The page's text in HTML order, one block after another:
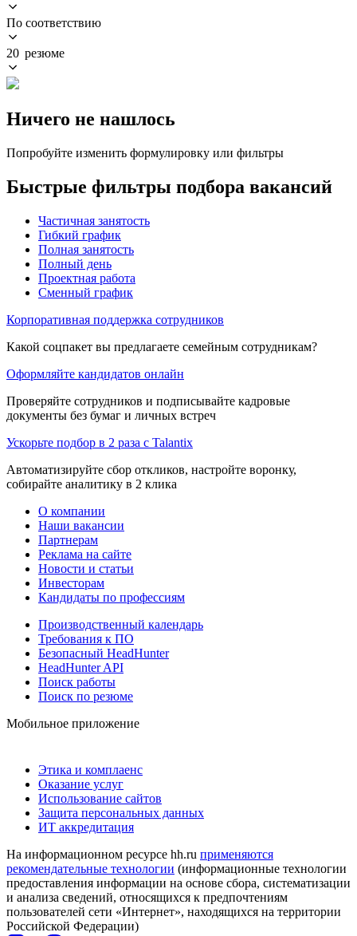
По соответствию
20 резюме
Ничего не нашлось
Попробуйте изменить формулировку или фильтры
Быстрые фильтры подбора вакансий
Частичная занятость
Гибкий график
Полная занятость
Полный день
Проектная работа
Сменный график
Корпоративная поддержка сотрудников
Какой соцпакет вы предлагаете семейным сотрудникам?
Оформляйте кандидатов онлайн
Проверяйте сотрудников и подписывайте кадровые
документы без бумаг и личных встреч
Ускорьте подбор в 2 раза с Talantix
Автоматизируйте сбор откликов, настройте воронку,
собирайте аналитику в 2 клика
О компании
Наши вакансии
Партнерам
Реклама на сайте
Новости и статьи
Инвесторам
Кандидаты по профессиям
Производственный календарь
Требования к ПО
Безопасный HeadHunter
HeadHunter API
Поиск работы
Поиск по резюме
Мобильное приложение
Этика и комплаенс
Оказание услуг
Использование сайтов
Защита персональных данных
ИТ аккредитация
На информационном ресурсе hh.ru применяются
рекомендательные технологии (информационные технологии
предоставления информации на основе сбора, систематизации
и анализа сведений, относящихся к предпочтениям
пользователей сети «Интернет», находящихся на территории
Российской Федерации)